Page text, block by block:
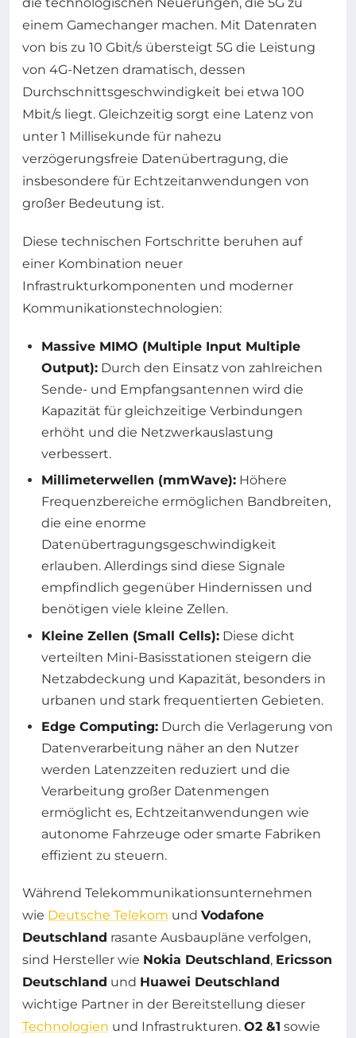
einem Gamechanger machen. Mit Datenraten
von bis zu 10 Gbit/s übersteigt 5G die Leistung
von 4G-Netzen dramatisch, dessen
Durchschnittsgeschwindigkeit bei etwa 100
Mbit/s liegt. Gleichzeitig sorgt eine Latenz von
unter 1 Millisekunde für nahezu
verzögerungsfreie Datenübertragung, die
insbesondere für Echtzeitanwendungen von
großer Bedeutung ist.
Diese technischen Fortschritte beruhen auf
einer Kombination neuer
Infrastrukturkomponenten und moderner
Kommunikationstechnologien:
Massive MIMO (Multiple Input Multiple
Output): Durch den Einsatz von zahlreichen
Sende- und Empfangsantennen wird die
Kapazität für gleichzeitige Verbindungen
erhöht und die Netzwerkauslastung
verbessert.
Millimeterwellen (mmWave): Höhere
Frequenzbereiche ermöglichen Bandbreiten,
die eine enorme
Datenübertragungsgeschwindigkeit
erlauben. Allerdings sind diese Signale
empfindlich gegenüber Hindernissen und
benötigen viele kleine Zellen.
Kleine Zellen (Small Cells): Diese dicht
verteilten Mini-Basisstationen steigern die
Netzabdeckung und Kapazität, besonders in
urbanen und stark frequentierten Gebieten.
Edge Computing: Durch die Verlagerung von
Datenverarbeitung näher an den Nutzer
werden Latenzzeiten reduziert und die
Verarbeitung großer Datenmengen
ermöglicht es, Echtzeitanwendungen wie
autonome Fahrzeuge oder smarte Fabriken
effizient zu steuern.
Während Telekommunikationsunternehmen
wie Deutsche Telekom und Vodafone
Deutschland rasante Ausbaupläne verfolgen,
sind Hersteller wie Nokia Deutschland, Ericsson
Deutschland und Huawei Deutschland
wichtige Partner in der Bereitstellung dieser
Technologien und Infrastrukturen. O2 &1 sowie